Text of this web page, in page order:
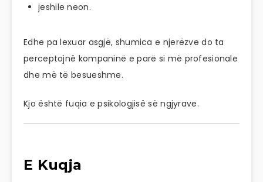
jeshile neon.
Edhe pa lexuar asgjë, shumica e njerëzve do ta
perceptojnë kompaninë e parë si më profesionale
dhe më të besueshme.
Kjo është fuqia e psikologjisë së ngjyrave.
E Kuqja